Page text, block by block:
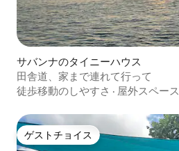
サバンナのタイニーハウス
田舎道、家まで連れて行って
徒歩移動のしやすさ · 屋外スペース
ゲストチョイス
ゲストチョイス